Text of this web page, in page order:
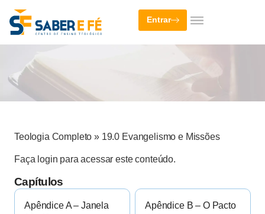
Entrar
Teologia Completo » 19.0 Evangelismo e Missões
Faça login para acessar este conteúdo.
Capítulos
Apêndice A – Janela
Apêndice B – O Pacto